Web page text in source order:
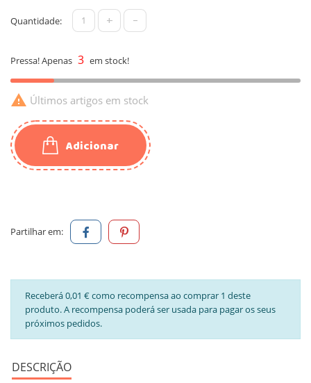
Quantidade: + -
Pressa! Apenas 3 em stock!
 Últimos artigos em stock
Adicionar
Partilhar em:
Receberá 0,01 € como recompensa ao comprar 1 deste
produto. A recompensa poderá ser usada para pagar os seus
próximos pedidos.
DESCRIÇÃO